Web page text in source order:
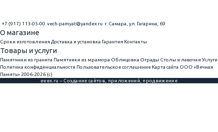
+7 (917) 113-05-00 vech-pamyat@yandex.ru г. Самара, ул. Гагарина, 69
О магазине
Сроки изготовления Доставка и установка Гарантия Контакты
Товары и услуги
Памятники из гранита Памятники из мрамора Облицовка Ограды Столы и лавочки Услуги
Политика конфиденциальности Пользовательское соглашение Карта сайта ООО «Вечная
Память» 2006-2026 (с)
eeex.ru – Создание сайтов, приложений, продвижение